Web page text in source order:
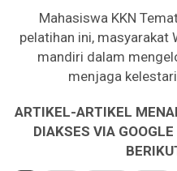
Mahasiswa KKN
pelatihan ini, masyarakat
mandiri dalam
menjaga
ARTIKEL-ARTIKEL
DIAKSES VIA